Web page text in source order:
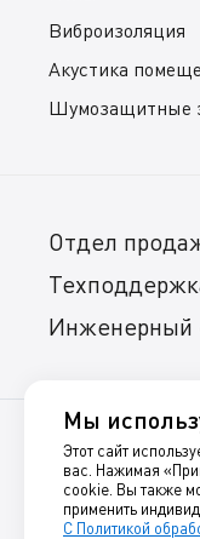
Виброизоляция
Акустика
Шумозащитные
Отдел
Инженерный
© 1999-2025,
Звукоизоляция,
Мы
Этот сайт
вас. Нажимая
cookie. Вы также
применить
С Политикой